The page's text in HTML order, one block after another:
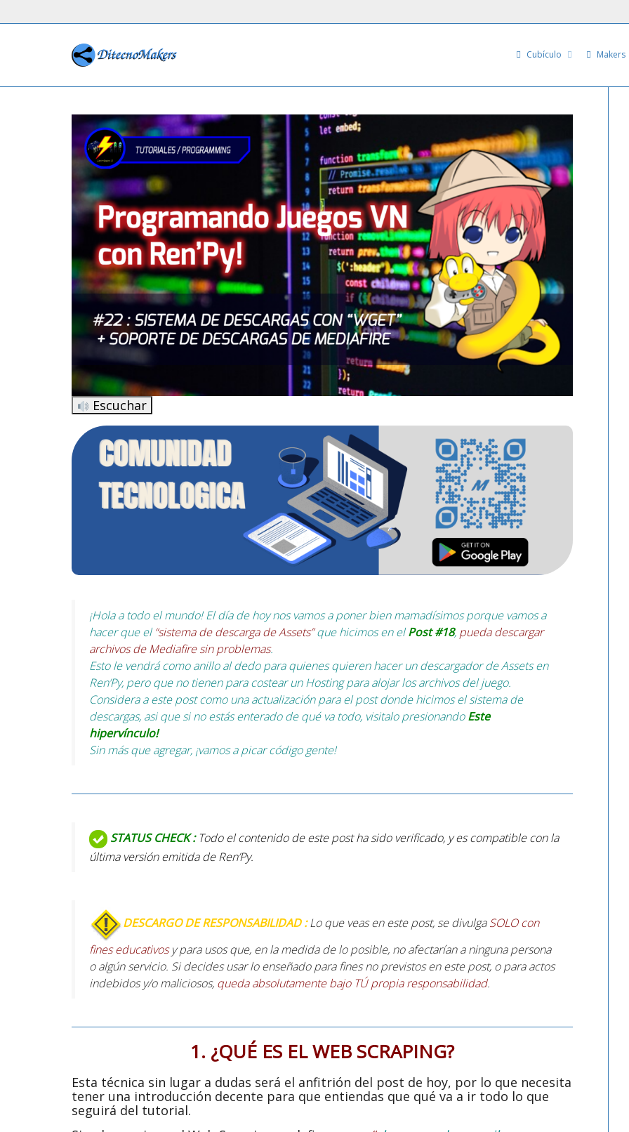
Cubículo Makers
Escuchar
¡Hola a todo el mundo! El día de hoy nos vamos a poner bien mamadísimos porque vamos a
hacer que el“sistema de descarga de Assets”que hicimos en elPost #18, pueda descargar
archivos de Mediafire sin problemas.
Esto le vendrá como anillo al dedo para quienes quieren hacer un descargador de Assets en
Ren’Py, pero que no tienen para costear un Hosting para alojar los archivos del juego.
Considera a este post como una actualización para el post donde hicimos el sistema de
descargas, asi que si no estás enterado de qué va todo, visitalo presionando Este
hipervínculo!
Sin más que agregar, ¡vamos a picar código gente!
STATUS CHECK : Todo el contenido de este post ha sido verificado, y es compatible con la
última versión emitida de Ren’Py.
DESCARGO DE RESPONSABILIDAD :Lo que veas en este post, se divulgaSOLO con
fines educativosy para usos que, en la medida de lo posible, no afectarían a ninguna persona
o algún servicio. Si decides usar lo enseñado para fines no previstos en este post, o para actos
indebidos y/o maliciosos, queda absolutamente bajo TÚ propia responsabilidad.
1. ¿QUÉ ES EL WEB SCRAPING?
Esta técnica sin lugar a dudas será el anfitrión del post de hoy, por lo que necesita
tener una introducción decente para que entiendas que qué va a ir todo lo que
seguirá del tutorial.